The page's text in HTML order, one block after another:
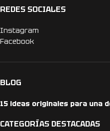
REDES SOCIALES
Instagram
Facebook
BLOG
15 ideas originales para una
CATEGORÍAS DESTACADAS